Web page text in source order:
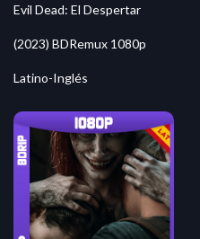
Evil Dead: El Despertar
(2023) BDRemux 1080p
Latino-Inglés